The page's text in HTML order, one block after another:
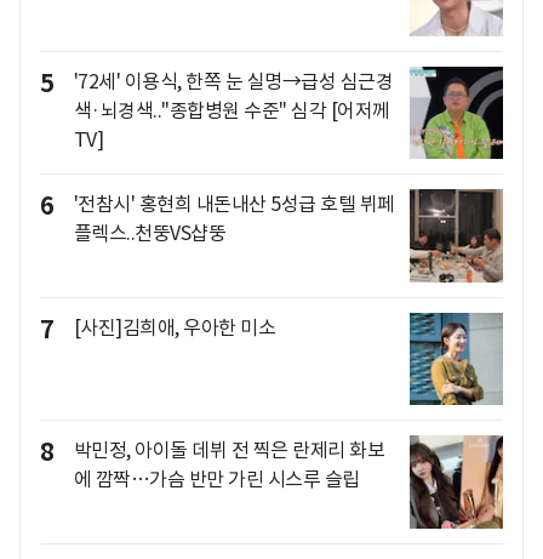
5
'72세' 이용식, 한쪽 눈 실명→급성 심근경
색·뇌경색.."종합병원 수준" 심각 [어저께
TV]
6
'전참시' 홍현희 내돈내산 5성급 호텔 뷔페
플렉스..천뚱VS샵뚱
7 [사진]김희애, 우아한 미소
8
박민정, 아이돌 데뷔 전 찍은 란제리 화보
에 깜짝…가슴 반만 가린 시스루 슬립